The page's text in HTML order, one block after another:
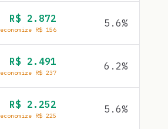
R$ 2.872
economize R$ 156
5.6%
R$ 2.491
economize R$ 237
6.2%
R$ 2.252
economize R$ 225
5.6%